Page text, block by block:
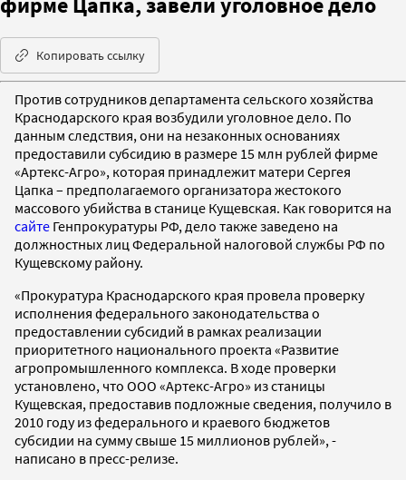
Копировать ссылку
Против сотрудников департамента сельского хозяйства
Краснодарского края возбудили уголовное дело. По
данным следствия, они на незаконных основаниях
предоставили субсидию в размере 15 млн рублей фирме
«Артекс-Агро», которая принадлежит матери Сергея
Цапка – предполагаемого организатора жестокого
массового убийства в станице Кущевская. Как говорится на
сайте Генпрокуратуры РФ, дело также заведено на
должностных лиц Федеральной налоговой службы РФ по
Кущевскому району.
«Прокуратура Краснодарского края провела проверку
исполнения федерального законодательства о
предоставлении субсидий в рамках реализации
приоритетного национального проекта «Развитие
агропромышленного комплекса. В ходе проверки
установлено, что ООО «Артекс-Агро» из станицы
Кущевская, предоставив подложные сведения, получило в
2010 году из федерального и краевого бюджетов
субсидии на сумму свыше 15 миллионов рублей», -
написано в пресс-релизе.